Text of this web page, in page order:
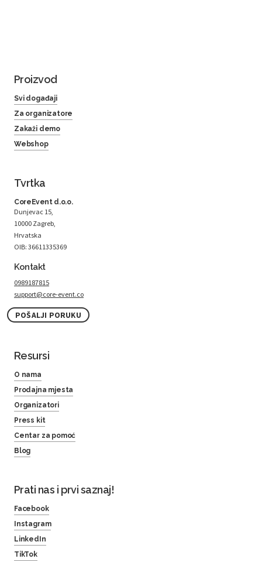
Proizvod
Svi događaji
Za organizatore
Zakaži demo
Webshop
Tvrtka
CoreEvent d.o.o.
Dunjevac 15,
10000 Zagreb,
Hrvatska
OIB: 36611335369
Kontakt
0989187815
support@core-event.co
POŠALJI PORUKU
Resursi
O nama
Prodajna mjesta
Organizatori
Press kit
Centar za pomoć
Blog
Prati nas i prvi saznaj!
Facebook
Instagram
LinkedIn
TikTok